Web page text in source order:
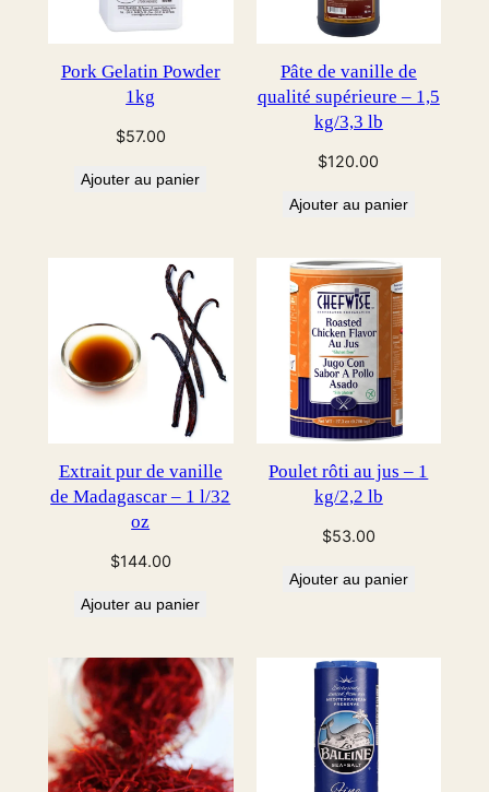
Pork Gelatin Powder
1kg
$57.00
Ajouter au panier
Pâte de vanille de
qualité supérieure – 1,5
kg/3,3 lb
$120.00
Ajouter au panier
Extrait pur de vanille
de Madagascar – 1 l/32
oz
$144.00
Ajouter au panier
Poulet rôti au jus – 1
kg/2,2 lb
$53.00
Ajouter au panier